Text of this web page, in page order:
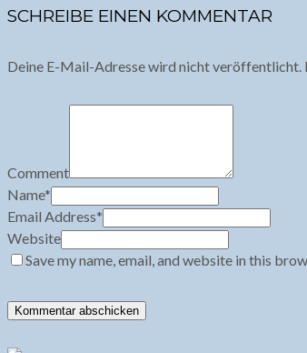
SCHREIBE EINEN KOMMENTAR
Deine E-Mail-Adresse wird nicht veröffentlicht.
Comment
Name*
Email Address*
Website
Save my name, email, and website in this